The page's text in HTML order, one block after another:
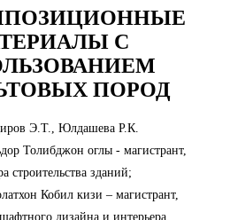
С
ПОРОД
Э.Т., Юлдашева Р.К.
Толибджон оглы - магистрант,
строительства зданий;
Кобил кизи – магистрант,
дизайна и интерьера,